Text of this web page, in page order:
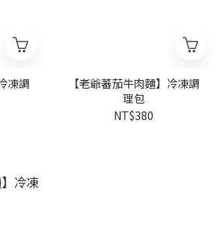
凍調
【老爺蕃茄牛肉麵】冷凍調
理包
NT$380